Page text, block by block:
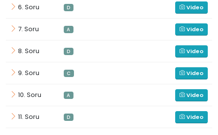
6. Soru D Video
7. Soru A Video
8. Soru D Video
9. Soru C Video
10. Soru A Video
11. Soru D Video